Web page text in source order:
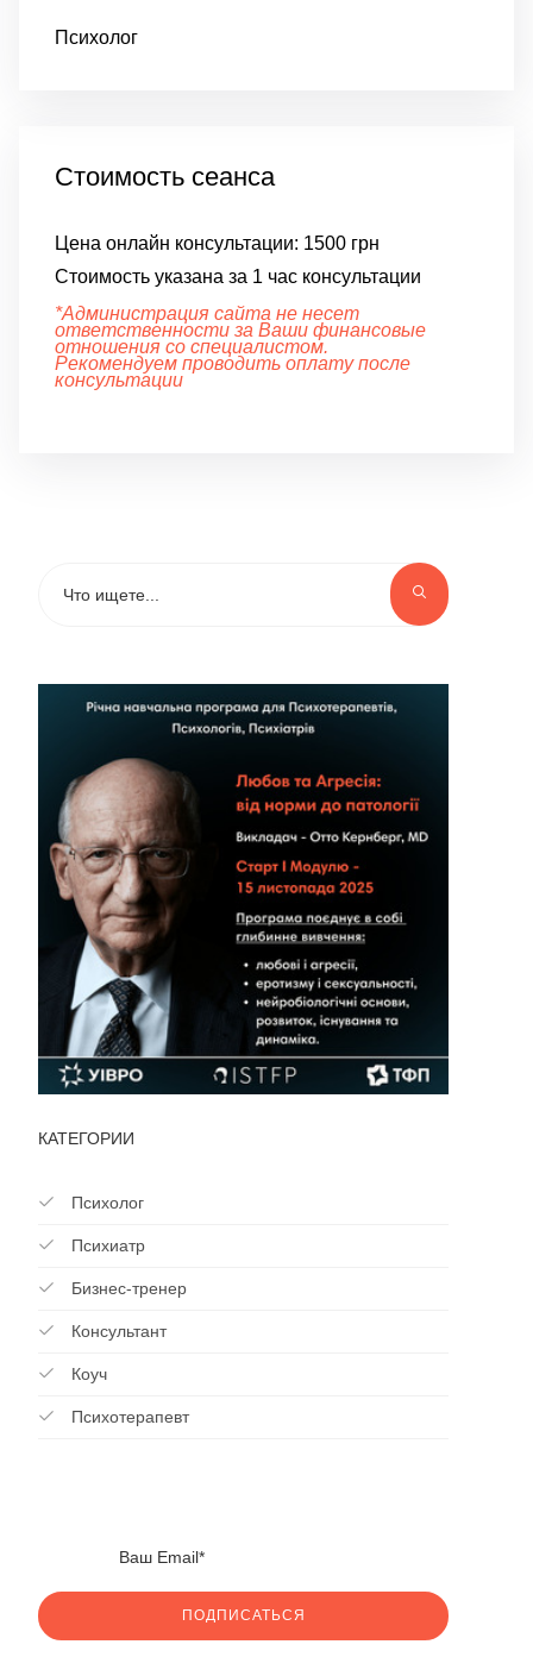
Психолог
Стоимость сеанса
Цена онлайн консультации: 1500 грн
Стоимость указана за 1 час консультации
*Администрация сайта не несет
ответственности за Ваши финансовые
отношения со специалистом.
Рекомендуем проводить оплату после
консультации
КАТЕГОРИИ
Психолог
Психиатр
Бизнес-тренер
Консультант
Коуч
Психотерапевт
ПОДПИСАТЬСЯ